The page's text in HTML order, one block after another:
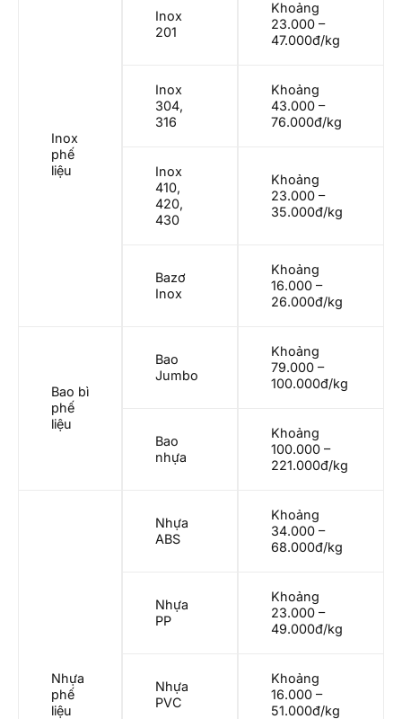
Inox
phế
liệu
Inox
201
Khoảng
23.000 –
47.000đ/kg
Inox
304,
316
Khoảng
43.000 –
76.000đ/kg
Inox
410,
420,
430
Khoảng
23.000 –
35.000đ/kg
Bazơ
Inox
Khoảng
16.000 –
26.000đ/kg
Bao bì
phế
liệu
Bao
Jumbo
Khoảng
79.000 –
100.000đ/kg
Bao
nhựa
Khoảng
100.000 –
221.000đ/kg
Nhựa
phế
liệu
Nhựa
ABS
Khoảng
34.000 –
68.000đ/kg
Nhựa
PP
Khoảng
23.000 –
49.000đ/kg
Nhựa
PVC
Khoảng
16.000 –
51.000đ/kg